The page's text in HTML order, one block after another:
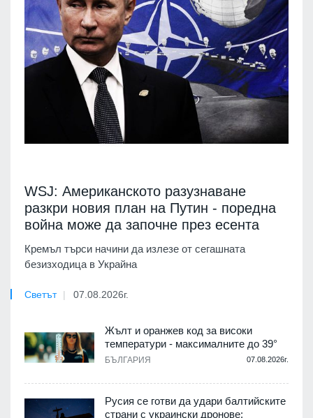
WSJ: Американското разузнаване
разкри новия план на Путин - поредна
война може да започне през есента
Кремъл търси начини да излезе от сегашната
безизходица в Украйна
Светът 07.08.2026г.
Жълт и оранжев код за високи
температури - максималните до 39°
БЪЛГАРИЯ 07.08.2026г.
Русия се готви да удари балтийските
страни с украински дронове: